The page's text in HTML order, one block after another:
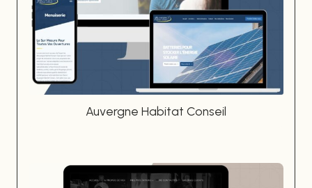
Auvergne Habitat Conseil